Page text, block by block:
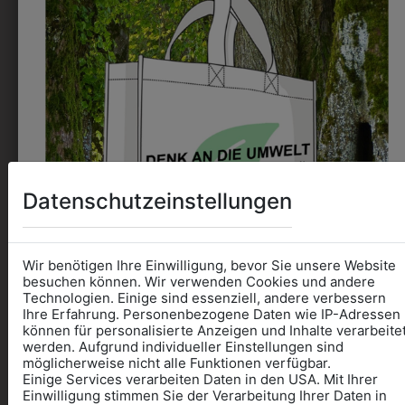
PAPIERKOCHHAUBE
ZULETZT ANGESEHEN
Datenschutzeinstellungen
Wir benötigen Ihre Einwilligung, bevor Sie unsere Website
besuchen können. Wir verwenden Cookies und andere
Technologien. Einige sind essenziell, andere verbessern
Ihre Erfahrung. Personenbezogene Daten wie IP-Adressen
können für personalisierte Anzeigen und Inhalte
werden. Aufgrund individueller Einstellungen sind
möglicherweise nicht alle Funktionen verfügbar.
Einige Services verarbeiten Daten in den USA. Mit Ihrer
Einwilligung stimmen Sie der Verarbeitung Ihrer Daten in
Informationen wenn Sie